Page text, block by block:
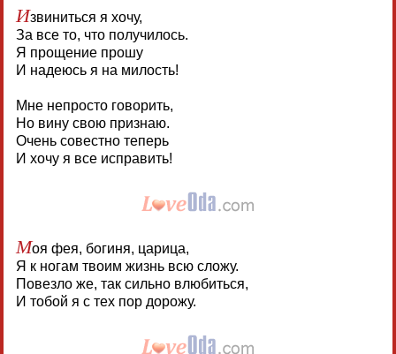
Извиниться я хочу,
За все то, что получилось.
Я прощение прошу
И надеюсь я на милость!
Мне непросто говорить,
Но вину свою признаю.
Очень совестно теперь
И хочу я все исправить!
Моя фея, богиня, царица,
Я к ногам твоим жизнь всю сложу.
Повезло же, так сильно влюбиться,
И тобой я с тех пор дорожу.